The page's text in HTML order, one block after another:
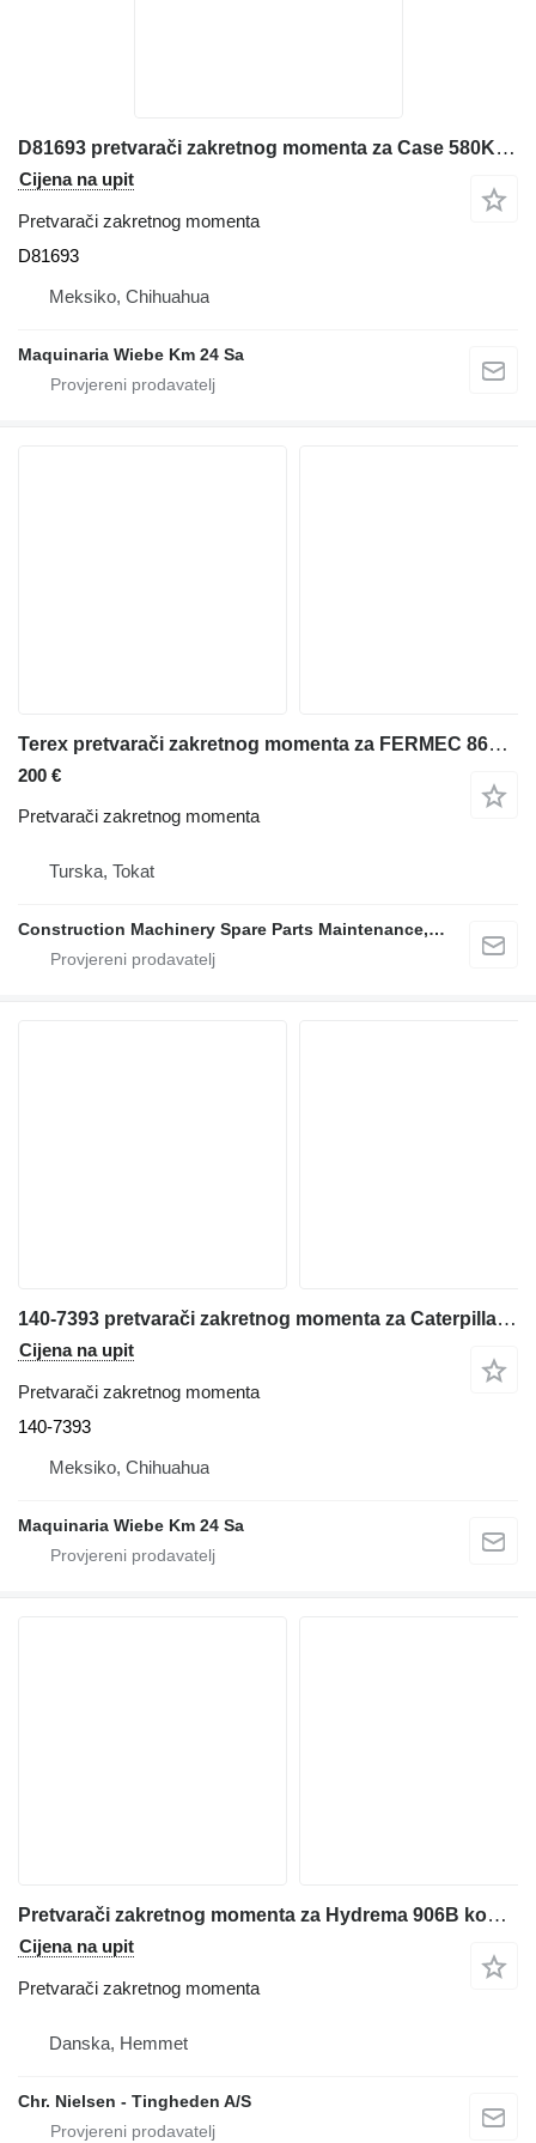
D81693 pretvarači zakretnog momenta za Case 580K kombinirke
Cijena na upit
Pretvarači zakretnog momenta
D81693
Meksiko, Chihuahua
Maquinaria Wiebe Km 24 Sa
Terex pretvarači zakretnog momenta za FERMEC 860-TEREX-MF (3CX) kombinirke
200 €
Pretvarači zakretnog momenta
Turska, Tokat
Construction Machinery Spare Parts Maintenance, Repair and Sales Company
140-7393 pretvarači zakretnog momenta za Caterpillar 426C kombinirke
Cijena na upit
Pretvarači zakretnog momenta
140-7393
Meksiko, Chihuahua
Maquinaria Wiebe Km 24 Sa
Pretvarači zakretnog momenta za Hydrema 906B kombinirke
Cijena na upit
Pretvarači zakretnog momenta
Danska, Hemmet
Chr. Nielsen - Tingheden A/S